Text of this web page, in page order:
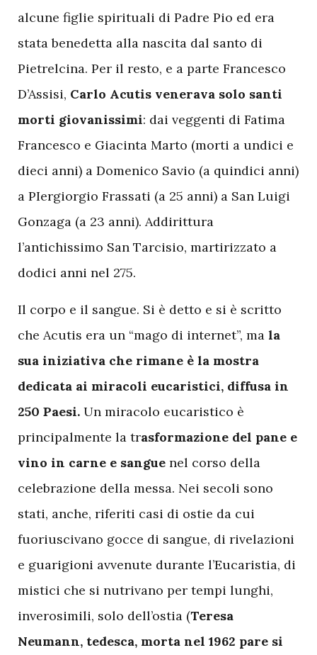
alcune figlie spirituali di Padre Pio ed era
stata benedetta alla nascita dal santo di
Pietrelcina. Per il resto, e a parte Francesco
D’Assisi, Carlo Acutis venerava solo santi
morti giovanissimi: dai veggenti di Fatima
Francesco e Giacinta Marto (morti a undici e
dieci anni) a Domenico Savio (a quindici anni)
a PIergiorgio Frassati (a 25 anni) a San Luigi
Gonzaga (a 23 anni). Addirittura
l’antichissimo San Tarcisio, martirizzato a
dodici anni nel 275.
Il corpo e il sangue. Si è detto e si è scritto
che Acutis era un “mago di internet”, ma la
sua iniziativa che rimane è la mostra
dedicata ai miracoli eucaristici, diffusa in
250 Paesi. Un miracolo eucaristico è
principalmente la trasformazione del pane e
vino in carne e sangue nel corso della
celebrazione della messa. Nei secoli sono
stati, anche, riferiti casi di ostie da cui
fuoriuscivano gocce di sangue, di rivelazioni
e guarigioni avvenute durante l’Eucaristia, di
mistici che si nutrivano per tempi lunghi,
inverosimili, solo dell’ostia (Teresa
Neumann, tedesca, morta nel 1962 pare si